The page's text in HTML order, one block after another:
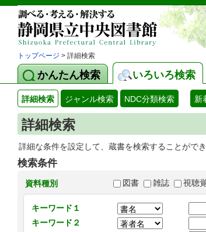
トップページ > 詳細検索
かんたん検索 いろいろ検索
詳細検索 ジャンル検索 NDC分類検索 新
詳細検索
詳細な条件を設定して、蔵書を検索することがで
検索条件
資料種別 図書 雑誌 視聴
キーワード１
キーワード２